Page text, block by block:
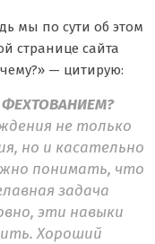
мы по сути об этом
странице сайта
— цитирую:
не только
но и касательно
понимать, что
задача
эти навыки
Хороший